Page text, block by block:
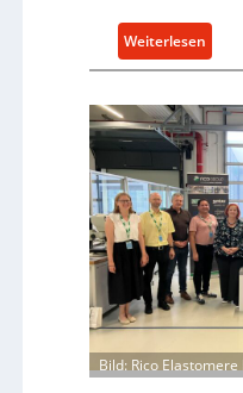
e
e
-
l
a
t
f
o
m
w
i
Weiterlesen
S
a
r
P
a
r
t
s
N
w
Bild: Rico